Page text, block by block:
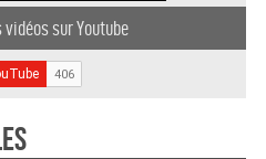
sur Youtube